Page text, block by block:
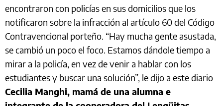
encontraron con policías en sus domicilios que los
notificaron sobre la infracción al artículo 60 del Código
Contravencional porteño. “Hay mucha gente asustada,
se cambió un poco el foco. Estamos dándole tiempo a
mirar a la policía, en vez de venir a hablar con los
estudiantes y buscar una solución”, le dijo a este diario
Cecilia Manghi, mamá de una alumna e